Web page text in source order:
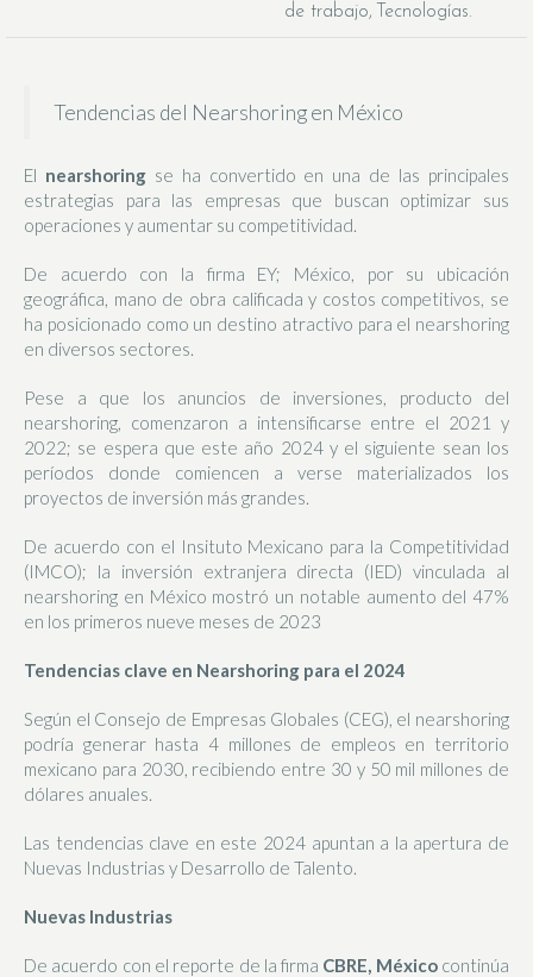
de trabajo
Tecnologías
Tendencias del Nearshoring en México
El nearshoring se ha convertido en una de las principales
estrategias para las empresas que buscan optimizar sus
operaciones y aumentar su competitividad.
De acuerdo con la firma EY; México, por su ubicación
geográfica, mano de obra calificada y costos competitivos, se
ha posicionado como un destino atractivo para el nearshoring
en diversos sectores.
Pese a que los anuncios de inversiones, producto del
nearshoring, comenzaron a intensificarse entre el 2021 y
2022; se espera que este año 2024 y el siguiente sean los
períodos donde comiencen a verse materializados los
proyectos de inversión más grandes.
De acuerdo con el Insituto Mexicano para la Competitividad
(IMCO); la inversión extranjera directa (IED) vinculada al
nearshoring en México mostró un notable aumento del 47%
en los primeros nueve meses de 2023
Tendencias clave en Nearshoring para el 2024
Según el Consejo de Empresas Globales (CEG), el nearshoring
podría generar hasta 4 millones de empleos en territorio
mexicano para 2030, recibiendo entre 30 y 50 mil millones de
dólares anuales.
Las tendencias clave en este 2024 apuntan a la apertura de
Nuevas Industrias y Desarrollo de Talento.
Nuevas Industrias
De acuerdo con el reporte de la firma CBRE, Méxicocontinúa